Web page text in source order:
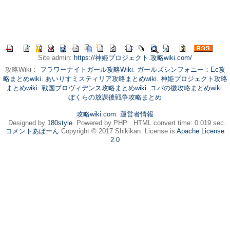
Site admin: https://神姫プロジェクト.攻略wiki.com/
攻略Wiki： フラワーナイトガール攻略Wiki. ガールズシンフォニー：Ec攻
略まとめwiki. あいりすミスティリア攻略まとめwiki. 神姫プロジェクト攻略
まとめwiki. 戦国プロヴィデンス攻略まとめwiki. ユバの徽攻略まとめwiki.
ぼくらの放課後戦争攻略まとめ
攻略wiki.com. 運営者情報
. Designed by 180style. Powered by PHP . HTML convert time: 0.019 sec.
コメントあぼーん Copyright © 2017 Shikikan. License is Apache License
2.0